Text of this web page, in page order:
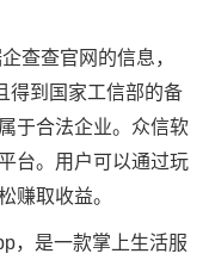
查查官网的信息，
得到国家工信部的备
于合法企业。众信软
台。用户可以通过玩
赚取收益。
，是一款掌上生活服